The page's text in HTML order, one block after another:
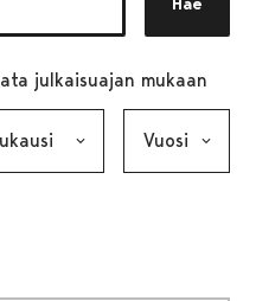
julkaisuajan mukaan